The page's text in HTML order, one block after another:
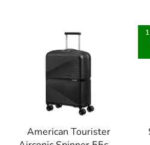
American Tourister